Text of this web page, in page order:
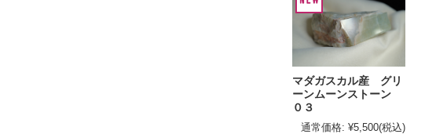
マダガスカル産 グリ
ーンムーンストーン
０３
通常価格: ¥5,500(税込)